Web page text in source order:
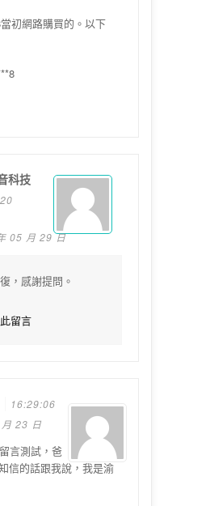
初網路購買的。以下
科技
05 月 29 日
，感謝提問。
留言
16:29:06
23 日
言測試，爸
信的話跟我說，我是渝